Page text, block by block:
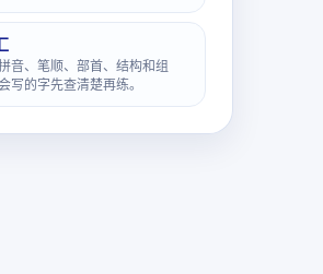
音、笔顺、部首、结构和组
写的字先查清楚再练。